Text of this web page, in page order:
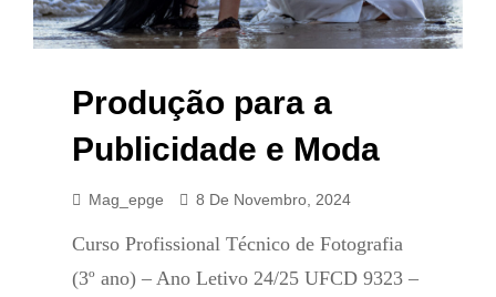
Produção para a
Publicidade e Moda
Mag_epge 8 De Novembro, 2024
Curso Profissional Técnico de Fotografia
(3º ano) – Ano Letivo 24/25 UFCD 9323 –